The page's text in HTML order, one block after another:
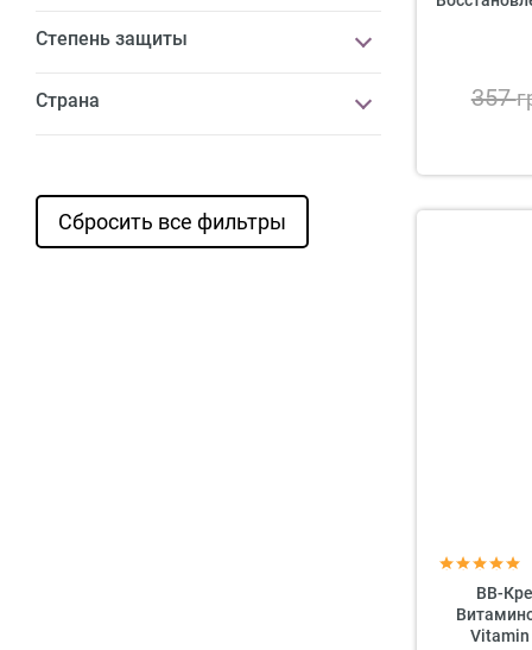
Степень защиты
Страна
Сбросить все фильтры
357
BB-
Vitamin